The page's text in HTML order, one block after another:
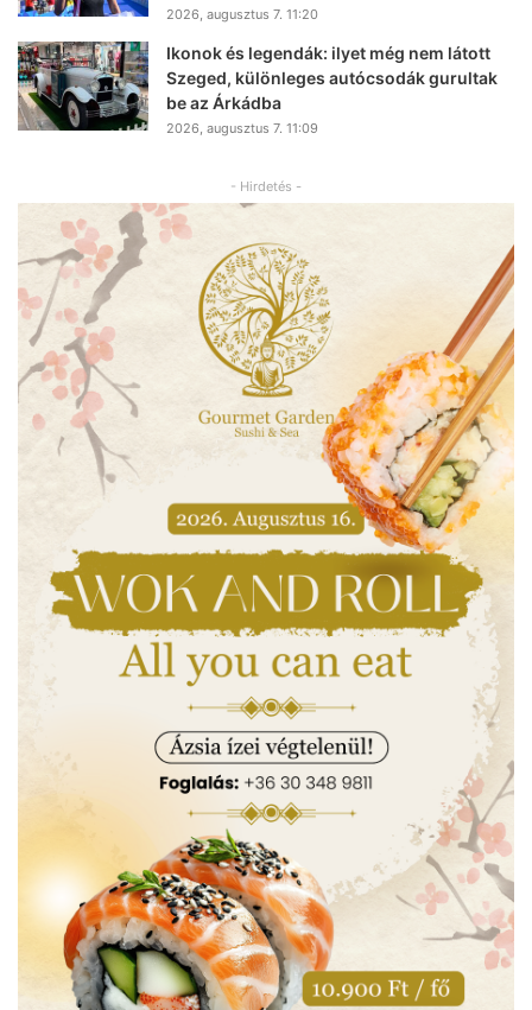
2026, augusztus 7. 11:20
Ikonok és legendák: ilyet még nem látott
Szeged, különleges autócsodák gurultak
be az Árkádba
2026, augusztus 7. 11:09
- Hirdetés -